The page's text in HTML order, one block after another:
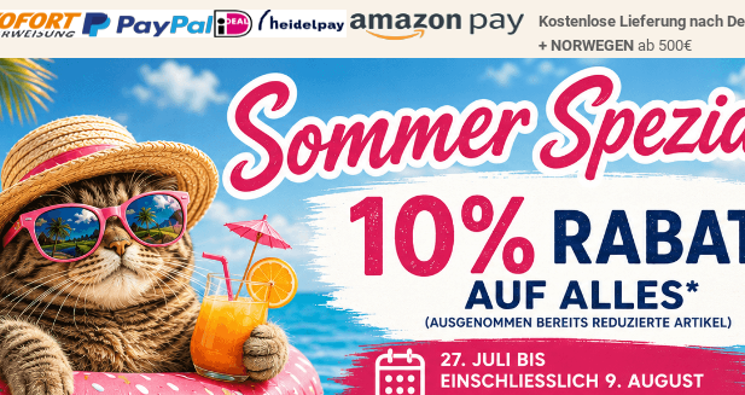
Kostenlose Lieferung nach
+ NORWEGEN ab 500€